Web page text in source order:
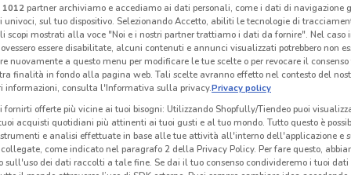
1012partner archiviamo e accediamo ai dati personali, come i dati di navigazione
sul tuo dispositivo. Selezionando Accetto, abiliti le tecnologie di
scopi mostrati alla voce "Noi e i nostri partner trattiamo i dati da fornire". Nel caso
essere disabilitate, alcuni contenuti e annunci visualizzati potrebbero non
nuovamente a questo menu per modificare le tue scelte o per revocare il
finalità in fondo alla pagina web. Tali scelte avranno effetto nel contesto del
informazioni, consulta l'Informativa sulla privacy.Privacy policy
fornirti offerte più vicine ai tuoi bisogni: Utilizzando Shopfully/Tiendeo puoi
acquisti quotidiani più attinenti ai tuoi gusti e al tuo mondo. Tutto questo è
e analisi effettuate in base alle tue attività all'interno dell'applicazione e
come indicato nel paragrafo 2 della Privacy Policy. Per fare questo,
sull'uso dei dati raccolti a tale fine. Se dai il tuo consenso condivideremo i tuoi dati